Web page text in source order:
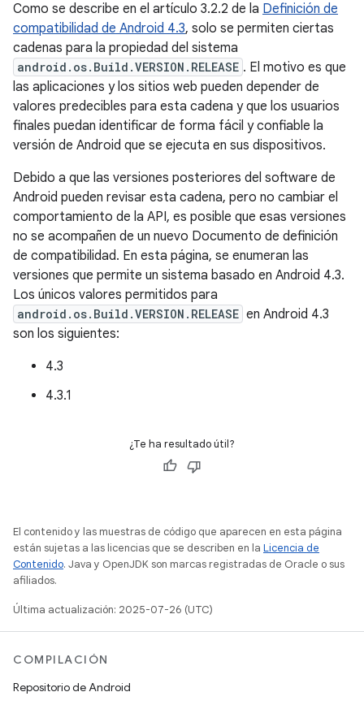
Como se describe en el artículo 3.2.2 de la Definición de
compatibilidad de Android 4.3, solo se permiten ciertas
cadenas para la propiedad del sistema
android.os.Build.VERSION.RELEASE . El motivo es que
las aplicaciones y los sitios web pueden depender de
valores predecibles para esta cadena y que los usuarios
finales puedan identificar de forma fácil y confiable la
versión de Android que se ejecuta en sus dispositivos.
Debido a que las versiones posteriores del software de
Android pueden revisar esta cadena, pero no cambiar el
comportamiento de la API, es posible que esas versiones
no se acompañen de un nuevo Documento de definición
de compatibilidad. En esta página, se enumeran las
versiones que permite un sistema basado en Android 4.3.
Los únicos valores permitidos para
android.os.Build.VERSION.RELEASE en Android 4.3
son los siguientes:
4.3
4.3.1
¿Te ha resultado útil?
El contenido y las muestras de código que aparecen en esta página
están sujetas a las licencias que se describen en la Licencia de
Contenido. Java y OpenJDK son marcas registradas de Oracle o sus
afiliados.
Última actualización: 2025-07-26 (UTC)
COMPILACIÓN
Repositorio de Android